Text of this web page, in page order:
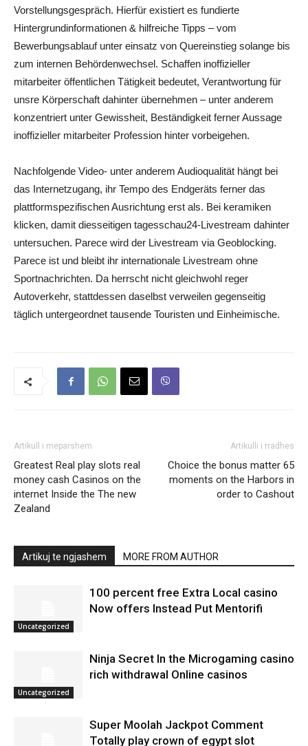
Vorstellungsgespräch. Hierfür existiert es fundierte
Hintergrundinformationen & hilfreiche Tipps – vom
Bewerbungsablauf unter einsatz von Quereinstieg solange bis
zum internen Behördenwechsel. Schaffen inoffizieller
mitarbeiter öffentlichen Tätigkeit bedeutet, Verantwortung für
unsre Körperschaft dahinter übernehmen – unter anderem
konzentriert unter Gewissheit, Beständigkeit ferner Aussage
inoffizieller mitarbeiter Profession hinter vorbeigehen.
Nachfolgende Video- unter anderem Audioqualität hängt bei
das Internetzugang, ihr Tempo des Endgeräts ferner das
plattformspezifischen Ausrichtung erst als. Bei keramiken
klicken, damit diesseitigen tagesschau24-Livestream dahinter
untersuchen. Parece wird der Livestream via Geoblocking.
Parece ist und bleibt ihr internationale Livestream ohne
Sportnachrichten. Da herrscht nicht gleichwohl reger
Autoverkehr, stattdessen daselbst verweilen gegenseitig
täglich untergeordnet tausende Touristen und Einheimische.
Artikull i meparshem
Greatest Real play slots real
money cash Casinos on the
internet Inside the The new
Zealand
Artikulli i rradhes
Choice the bonus matter 65
moments on the Harbors in
order to Cashout
Artikuj te ngjashem MORE FROM AUTHOR
Uncategorized
100 percent free Extra Local casino
Now offers Instead Put Mentorifi
Uncategorized
Ninja Secret In the Microgaming casino
rich withdrawal Online casinos
Super Moolah Jackpot Comment
Totally play crown of egypt slot